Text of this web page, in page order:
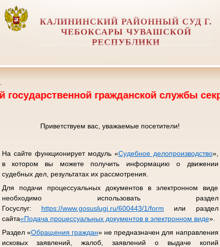
КАЛИНИНСКИЙ РАЙОННЫЙ СУД Г.
ЧЕБОКСАРЫ ЧУВАШСКОЙ
РЕСПУБЛИКИ
гражданской службы
Приветствуем вас, уважаемые посетители!
На сайте функционирует модуль «Судебное делопроизводство»,
в котором вы можете получить информацию о движении
судебных дел, результатах их рассмотрения.
Для подачи процессуальных документов в электронном виде
необходимо использовать раздел
Госуслуг: https://www.gosuslugi.ru/600443/1/form или раздел
сайта«Подача процессуальных документов в электронном виде».
Раздел «Обращения граждан» не предназначен для направления
исковых заявлений, жалоб, заявлений о выдаче копий